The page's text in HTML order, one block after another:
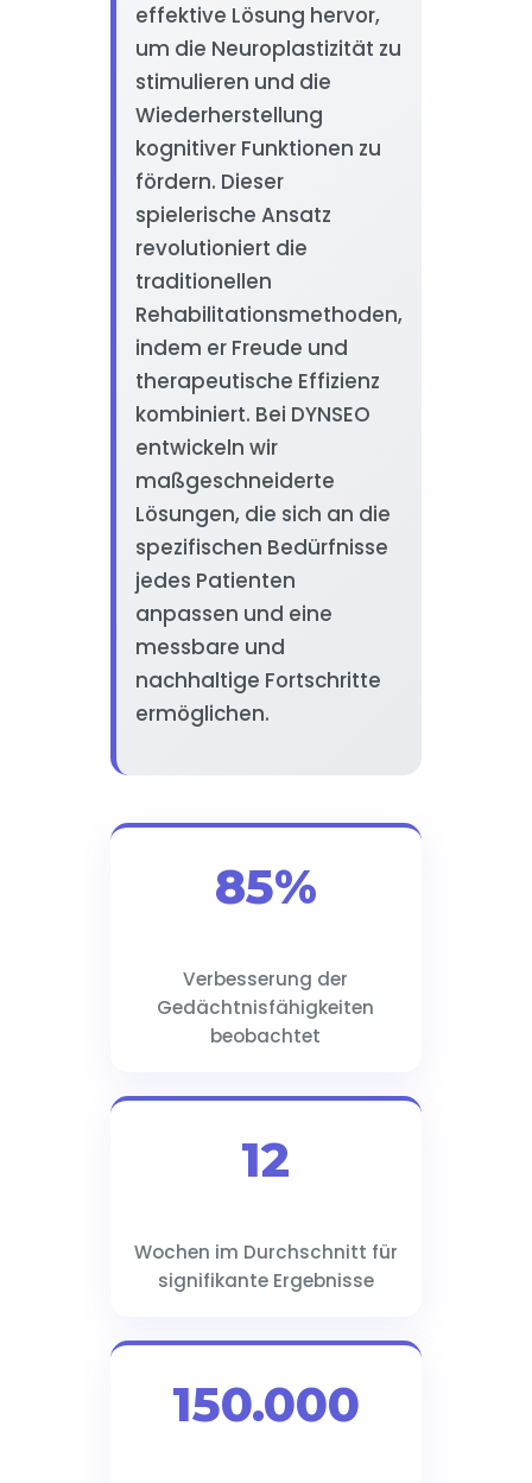
effektive Lösung hervor,
um die Neuroplastizität zu
stimulieren und die
Wiederherstellung
kognitiver Funktionen zu
fördern. Dieser
spielerische Ansatz
revolutioniert die
traditionellen
Rehabilitationsmethoden,
indem er Freude und
therapeutische Effizienz
kombiniert. Bei DYNSEO
entwickeln wir
maßgeschneiderte
Lösungen, die sich an die
spezifischen Bedürfnisse
jedes Patienten
anpassen und eine
messbare und
nachhaltige Fortschritte
ermöglichen.
85%
Verbesserung der
Gedächtnisfähigkeiten
beobachtet
12
Wochen im Durchschnitt für
signifikante Ergebnisse
150.000